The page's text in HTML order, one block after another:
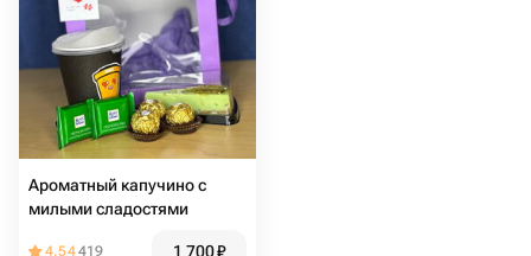
Ароматный капучино с
милыми сладостями
4.54419 1 700₽